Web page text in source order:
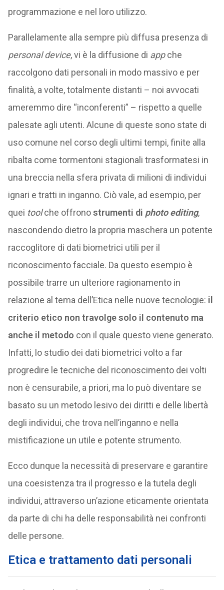
programmazione e nel loro utilizzo.
Parallelamente alla sempre più diffusa presenza di
personal device, vi è la diffusione di appche
raccolgono dati personali in modo massivo e per
finalità, a volte, totalmente distanti – noi avvocati
ameremmo dire “inconferenti” – rispetto a quelle
palesate agli utenti. Alcune di queste sono state di
uso comune nel corso degli ultimi tempi, finite alla
ribalta come tormentoni stagionali trasformatesi in
una breccia nella sfera privata di milioni di individui
ignari e tratti in inganno. Ciò vale, ad esempio, per
quei toolche offronostrumenti di photo editing,
nascondendo dietro la propria maschera un potente
raccoglitore di dati biometrici utili per il
riconoscimento facciale. Da questo esempio è
possibile trarre un ulteriore ragionamento in
relazione al tema dell’Etica nelle nuove tecnologie: il
criterio etico non travolge solo il contenuto ma
anche il metodo con il quale questo viene generato.
Infatti, lo studio dei dati biometrici volto a far
progredire le tecniche del riconoscimento dei volti
non è censurabile, a priori, ma lo può diventare se
basato su un metodo lesivo dei diritti e delle libertà
degli individui, che trova nell’inganno e nella
mistificazione un utile e potente strumento.
Ecco dunque la necessità di preservare e garantire
una coesistenza tra il progresso e la tutela degli
individui, attraverso un’azione eticamente orientata
da parte di chi ha delle responsabilità nei confronti
delle persone.
Etica e trattamento dati personali